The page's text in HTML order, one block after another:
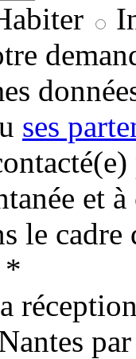
ses
et
le cadre
*